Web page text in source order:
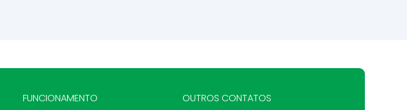
FUNCIONAMENTO
OUTROS CONTATOS